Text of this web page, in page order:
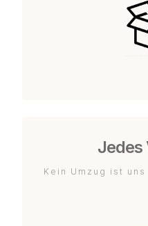
Jedes
Kein Umzug ist